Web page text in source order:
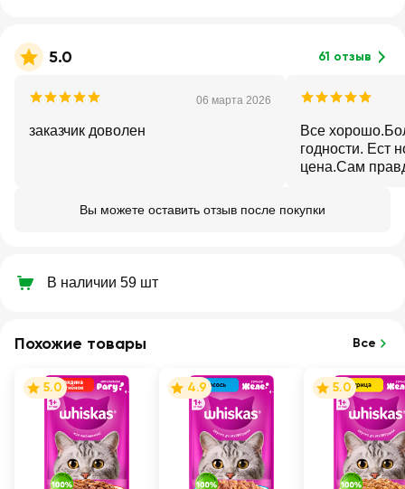
5.0 61 отзыв
06 марта 2026
заказчик доволен
Все
годности. Ест
цена.Сам
Вы можете оставить отзыв после покупки
В наличии 59 шт
Похожие товары Все
5.0 4.9 5.0